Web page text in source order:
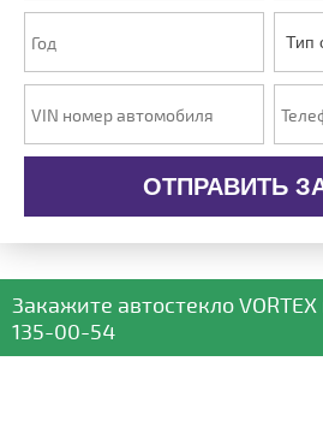
ОТПРАВИТЬ
Закажите автостеклоVORTEX
135-00-54